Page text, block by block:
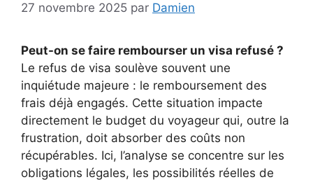
27 novembre 2025 par Damien
Peut-on se faire rembourser un visa refusé ?
Le refus de visa soulève souvent une
inquiétude majeure : le remboursement des
frais déjà engagés. Cette situation impacte
directement le budget du voyageur qui, outre la
frustration, doit absorber des coûts non
récupérables. Ici, l’analyse se concentre sur les
obligations légales, les possibilités réelles de